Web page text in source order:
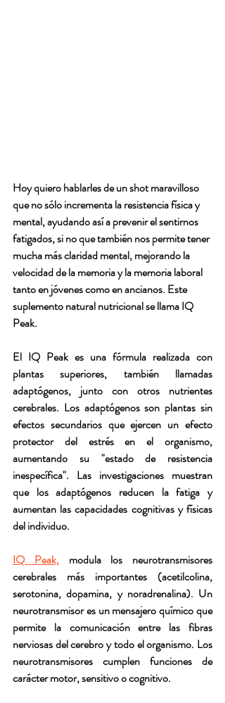
Hoy quiero hablarles de un shot maravilloso
que no sólo incrementa la resistencia física y
mental, ayudando así a prevenir el sentirnos
fatigados, si no que también nos permite tener
mucha más claridad mental, mejorando la
velocidad de la memoria y la memoria laboral
tanto en jóvenes como en ancianos. Este
suplemento natural nutricional se llama IQ
Peak.
El IQ Peak es una fórmula realizada con
plantas superiores, también llamadas
adaptógenos, junto con otros nutrientes
cerebrales. Los adaptógenos son plantas sin
efectos secundarios que ejercen un efecto
protector del estrés en el organismo,
aumentando su "estado de resistencia
inespecífica". Las investigaciones muestran
que los adaptógenos reducen la fatiga y
aumentan las capacidades cognitivas y físicas
del individuo.
IQ Peak,
modula los neurotransmisores
cerebrales más importantes (acetilcolina,
serotonina, dopamina, y noradrenalina). Un
neurotransmisor es un mensajero químico que
permite la comunicación entre las fibras
nerviosas del cerebro y todo el organismo. Los
neurotransmisores cumplen funciones de
carácter motor, sensitivo o cognitivo.